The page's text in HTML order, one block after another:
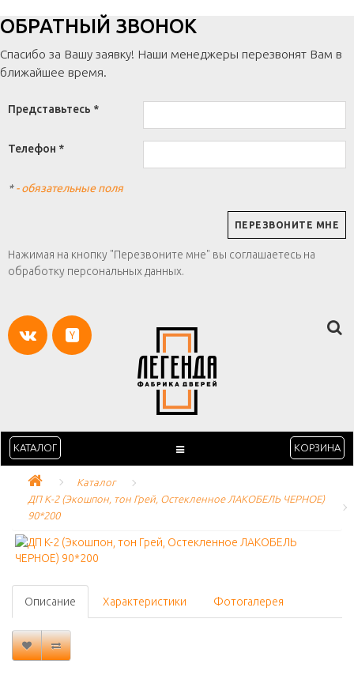
ОБРАТНЫЙ ЗВОНОК
Спасибо за Вашу заявку! Наши менеджеры перезвонят Вам в
ближайшее время.
Представьтесь *
Телефон *
*- обязательные поля
Нажимая на кнопку "Перезвоните мне" вы соглашаетесь на
обработку персональных данных.
КАТАЛОГ КОРЗИНА
Каталог
ДП K-2 (Экошпон, тон Грей, Остекленное ЛАКОБЕЛЬ ЧЕРНОЕ)
90*200
Описание Характеристики Фотогалерея